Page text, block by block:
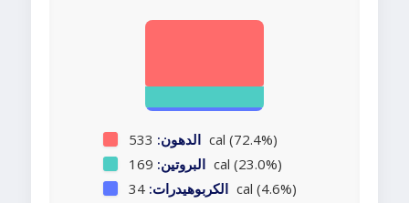
الدهون: 533 cal (72.4%)
البروتين: 169 cal (23.0%)
الكربوهيدرات: 34 cal (4.6%)